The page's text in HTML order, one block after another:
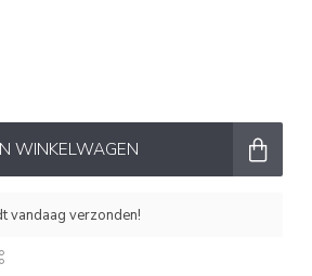
WINKELWAGEN
vandaag verzonden!